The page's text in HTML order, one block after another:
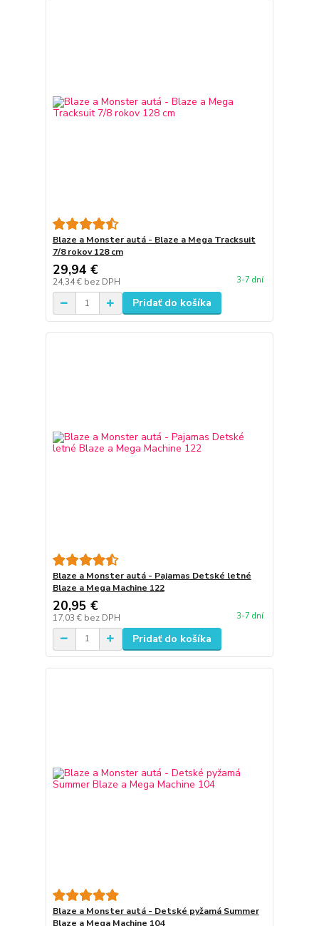
Blaze a Monster autá - Blaze a Mega Tracksuit
7/8 rokov 128 cm
29,94 €
24,34 € bez DPH 3-7 dní
Pridať do košíka
Blaze a Monster autá - Pajamas Detské letné
Blaze a Mega Machine 122
20,95 €
17,03 € bez DPH 3-7 dní
Pridať do košíka
Blaze a Monster autá - Detské pyžamá Summer
Blaze a Mega Machine 104